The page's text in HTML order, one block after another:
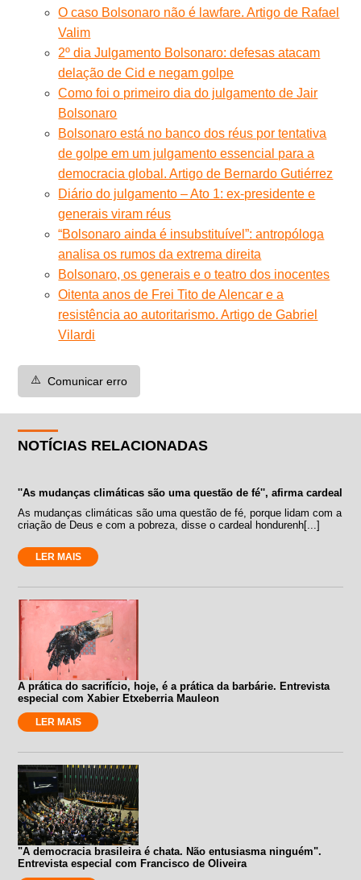
O caso Bolsonaro não é lawfare. Artigo de Rafael
Valim
2º dia Julgamento Bolsonaro: defesas atacam
delação de Cid e negam golpe
Como foi o primeiro dia do julgamento de Jair
Bolsonaro
Bolsonaro está no banco dos réus por tentativa
de golpe em um julgamento essencial para a
democracia global. Artigo de Bernardo Gutiérrez
Diário do julgamento – Ato 1: ex-presidente e
generais viram réus
“Bolsonaro ainda é insubstituível”: antropóloga
analisa os rumos da extrema direita
Bolsonaro, os generais e o teatro dos inocentes
Oitenta anos de Frei Tito de Alencar e a
resistência ao autoritarismo. Artigo de Gabriel
Vilardi
⚠️ Comunicar erro
NOTÍCIAS RELACIONADAS
''As mudanças climáticas são uma questão de fé'', afirma cardeal
As mudanças climáticas são uma questão de fé, porque lidam com a
criação de Deus e com a pobreza, disse o cardeal hondurenh[...]
LER MAIS
A prática do sacrifício, hoje, é a prática da barbárie. Entrevista
especial com Xabier Etxeberria Mauleon
LER MAIS
"A democracia brasileira é chata. Não entusiasma ninguém".
Entrevista especial com Francisco de Oliveira